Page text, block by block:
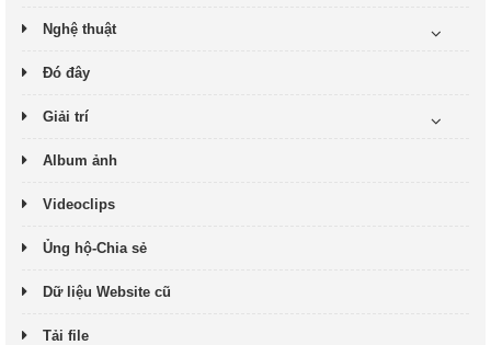
Nghệ thuật
Đó đây
Giải trí
Album ảnh
Videoclips
Ủng hộ-Chia sẻ
Dữ liệu Website cũ
Tải file